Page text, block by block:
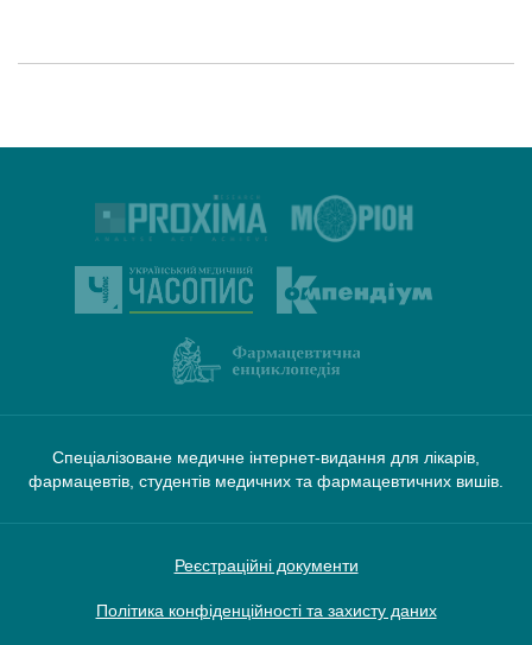
Спеціалізоване медичне інтернет-видання для лікарів,
фармацевтів, студентів медичних та фармацевтичних вишів.
Реєстраційні документи
Політика конфіденційності та захисту даних